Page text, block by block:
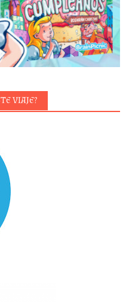
VIAJE?